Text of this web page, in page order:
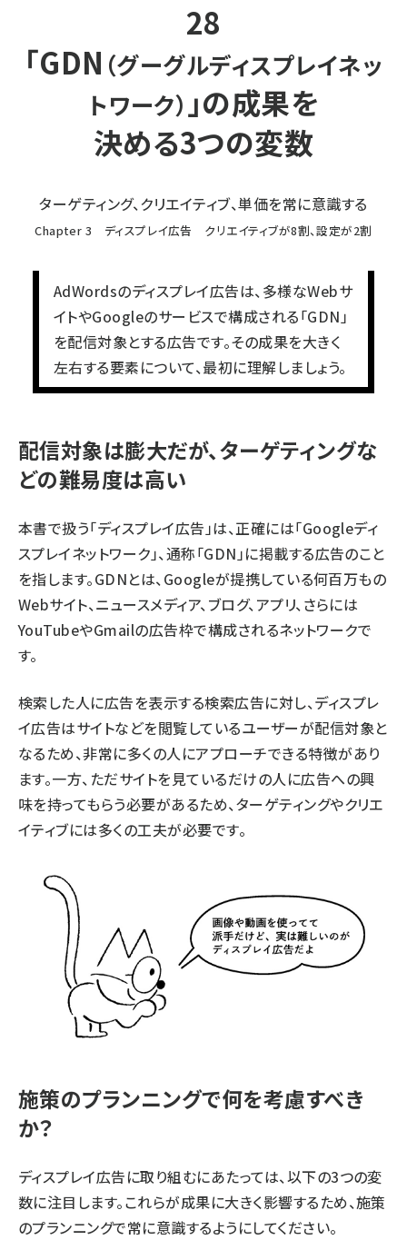
28
「GDN （グーグルディスプレイネッ
トワーク） 」の成果を
決める3つの変数
ターゲティング、クリエイティブ、単価を常に意識する
Chapter 3 ディスプレイ広告 クリエイティブが8割、設定が2割
AdWordsのディスプレイ広告は、多様なWebサ
イトやGoogleのサービスで構成される「GDN」
を配信対象とする広告です。その成果を大きく
左右する要素について、最初に理解しましょう。
配信対象は膨大だが、ターゲティングな
どの難易度は高い
本書で扱う「ディスプレイ広告」は、正確には「Googleディ
スプレイネットワーク」、通称「GDN」に掲載する広告のこと
を指します。GDNとは、Googleが提携している何百万もの
Webサイト、ニュースメディア、ブログ、アプリ、さらには
YouTubeやGmailの広告枠で構成されるネットワークで
す。
検索した人に広告を表示する検索広告に対し、ディスプレ
イ広告はサイトなどを閲覧しているユーザーが配信対象と
なるため、非常に多くの人にアプローチできる特徴があり
ます。一方、ただサイトを見ているだけの人に広告への興
味を持ってもらう必要があるため、ターゲティングやクリエ
イティブには多くの工夫が必要です。
施策のプランニングで何を考慮すべき
か？
ディスプレイ広告に取り組むにあたっては、以下の3つの変
数に注目します。これらが成果に大きく影響するため、施策
のプランニングで常に意識するようにしてください。